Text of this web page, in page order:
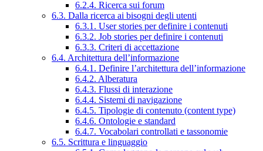
6.2.4. Ricerca sui forum
6.3. Dalla ricerca ai bisogni degli utenti
6.3.1. User stories per definire i contenuti
6.3.2. Job stories per definire i contenuti
6.3.3. Criteri di accettazione
6.4. Architettura dell’informazione
6.4.1. Definire l’architettura dell’informazione
6.4.2. Alberatura
6.4.3. Flussi di interazione
6.4.4. Sistemi di navigazione
6.4.5. Tipologie di contenuto (content type)
6.4.6. Ontologie e standard
6.4.7. Vocabolari controllati e tassonomie
6.5. Scrittura e linguaggio